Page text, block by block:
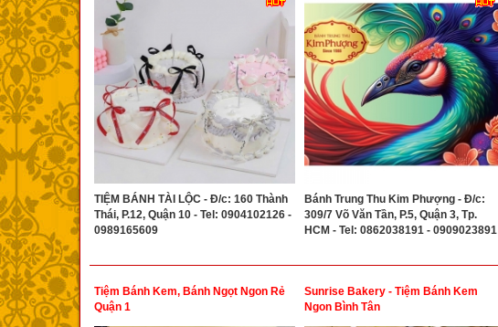
TIỆM BÁNH TÀI LỘC - Đ/c: 160 Thành
Thái, P.12, Quận 10 - Tel: 0904102126 -
0989165609
Bánh Trung Thu Kim Phượng - Đ/c:
309/7 Võ Văn Tần, P.5, Quận 3, Tp.
HCM - Tel: 0862038191 - 0909023891
Tiệm Bánh Kem, Bánh Ngọt Ngon Rẻ
Quận 1
Sunrise Bakery - Tiệm Bánh Kem
Ngon Bình Tân